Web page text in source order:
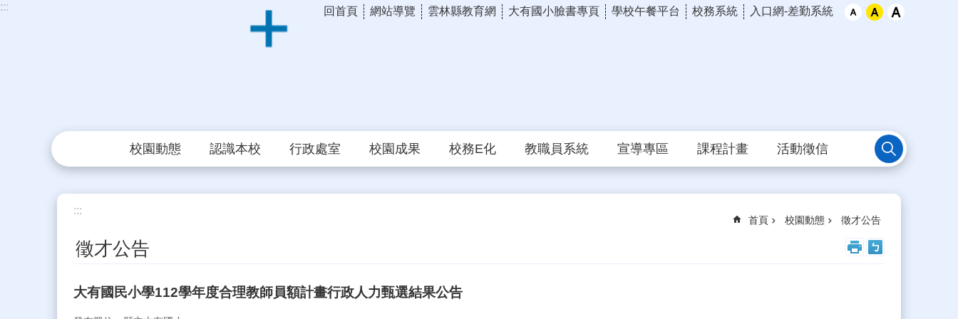
跳到主要內容區塊
::: 回首頁 網站導覽 雲林縣教育網 大有國小臉書專頁 學校午餐平台 校務系統 入口網-差勤系統
校園動態 認識本校 行政處室 校園成果 校務E化 教職員系統 宣導專區 課程計畫 活動徵信
:::
首頁 校園動態 徵才公告
徵才公告
大有國民小學112學年度合理教師員額計畫行政人力甄選結果公告